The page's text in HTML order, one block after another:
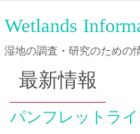
ン
テ
ツ
Wetlands
湿地の調査・研究のための
最新情報
パンフレットラ